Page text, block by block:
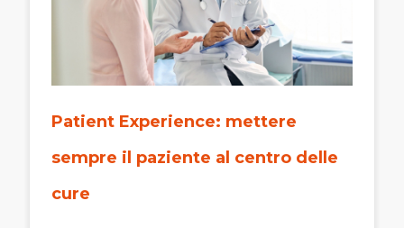
Patient Experience: mettere
sempre il paziente al centro delle
cure